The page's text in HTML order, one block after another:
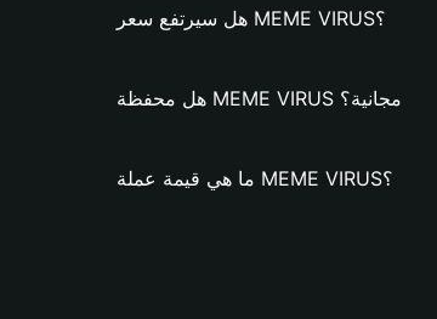
هل سيرتفع سعر MEME VIRUS؟
هل محفظة MEME VIRUS مجانية؟
ما هي قيمة عملة MEME VIRUS؟